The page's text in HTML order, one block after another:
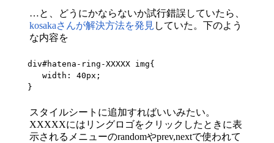
…と、どうにかならないか試行錯誤していたら、
kosakaさんが解決方法を発見 していた。下のよう
な内容を
div#hatena-ring-XXXXX img{
}
スタイルシートに追加すればいいみたい。
XXXXXにはリングロゴをクリックしたときに表
示されるメニューのrandomやprev,nextで使われて